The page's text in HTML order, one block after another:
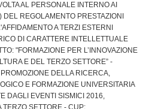
AL PERSONALE INTERNO AI
REGOLAMENTO PRESTAZIONI
A TERZI ESTERNI
DI CARATTERE INTELLETTUALE
"FORMAZIONE PER L’INNOVAZIONE
E DEL TERZO SETTORE” -
DELLA RICERCA,
E FORMAZIONE UNIVERSITARIA
DAGLI EVENTI SISMICI 2016,